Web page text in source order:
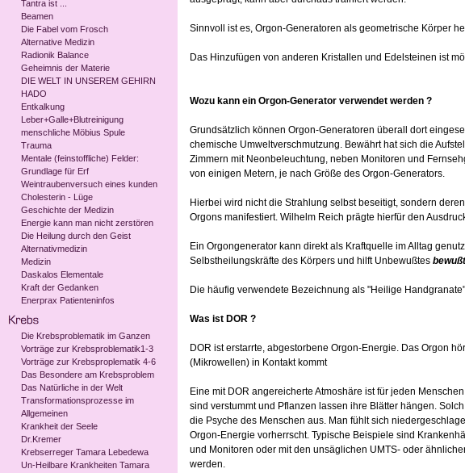
Tantra ist ...
Beamen
Die Fabel vom Frosch
Alternative Medizin
Radionik Balance
Geheimnis der Materie
DIE WELT IN UNSEREM GEHIRN
HADO
Entkalkung
Leber+Galle+Blutreinigung
menschliche Möbius Spule
Trauma
Mentale (feinstoffliche) Felder:
Grundlage für Erf
Weintraubenversuch eines kunden
Cholesterin - Lüge
Geschichte der Medizin
Energie kann man nicht zerstören
Die Heilung durch den Geist
Alternativmedizin
Medizin
Daskalos Elementale
Kraft der Gedanken
Enerprax Patienteninfos
Die Krebsproblematik im Ganzen
Vorträge zur Krebsproblematik1-3
Vorträge zur Krebsproplematik 4-6
Das Besondere am Krebsproblem
Das Natürliche in der Welt
Transformationsprozesse im
Allgemeinen
Krankheit der Seele
Dr.Kremer
Krebserreger Tamara Lebedewa
Un-Heilbare Krankheiten Tamara
Sinnvoll ist es, Orgon-Generatoren als geometrische Körper
Das Hinzufügen von anderen Kristallen und Edelsteinen ist
Wozu kann ein Orgon-Generator verwendet werden ?
Grundsätzlich können Orgon-Generatoren überall dort
chemische Umweltverschmutzung. Bewährt hat sich die
Zimmern mit Neonbeleuchtung, neben Monitoren und
von einigen Metern, je nach Größe des Orgon-Generators.
Hierbei wird nicht die Strahlung selbst beseitigt, sondern
Orgons manifestiert. Wilhelm Reich prägte hierfür den
Ein Orgongenerator kann direkt als Kraftquelle im Alltag
Selbstheilungskräfte des Körpers und hilft Unbewußtes bewußt
Die häufig verwendete Bezeichnung als "Heilige
Was ist DOR ?
DOR ist erstarrte, abgestorbene Orgon-Energie. Das Orgon
(Mikrowellen) in Kontakt kommt
Eine mit DOR angereicherte Atmoshäre ist für jeden
sind verstummt und Pflanzen lassen ihre Blätter hängen.
die Psyche des Menschen aus. Man fühlt sich
Orgon-Energie vorherrscht. Typische Beispiele sind
und Monitoren oder mit den unsäglichen UMTS- oder
werden.